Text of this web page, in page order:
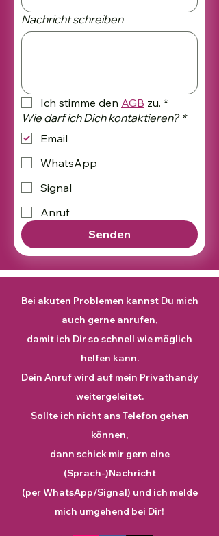
Nachricht schreiben
Ich stimme den AGB zu. *
Wie darf ich Dich kontaktieren? *
Email
WhatsApp
Signal
Anruf
Senden
Bei akuten Problemen kannst Du mich
auch gerne anrufen,
damit ich Dir so schnell wie möglich
helfen kann.
Dein Anruf wird auf mein Privathandy
weitergeleitet.
Sollte ich nicht ans Telefon gehen
können,
dann schick mir gern eine
(Sprach-)Nachricht
(per WhatsApp/Signal) und ich melde
mich umgehend bei Dir!